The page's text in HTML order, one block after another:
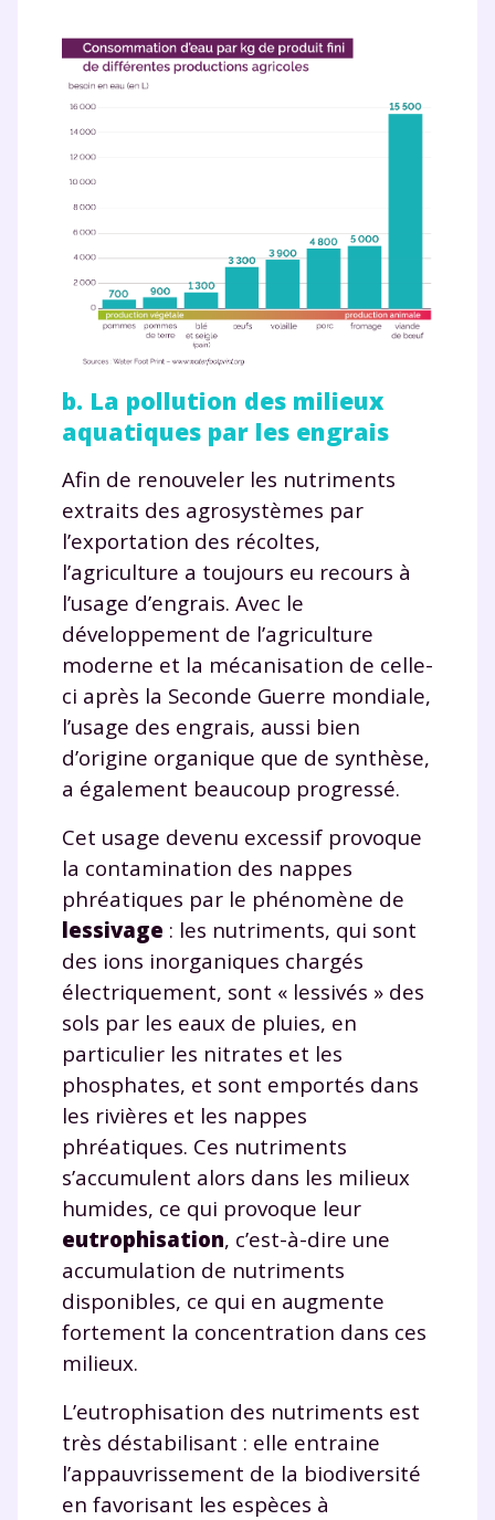
b. La pollution des milieux
aquatiques par les engrais
Afin de renouveler les nutriments
extraits des agrosystèmes par
l’exportation des récoltes,
l’agriculture a toujours eu recours à
l’usage d’engrais. Avec le
développement de l’agriculture
moderne et la mécanisation de celle-
ci après la Seconde Guerre mondiale,
l’usage des engrais, aussi bien
d’origine organique que de synthèse,
a également beaucoup progressé.
Cet usage devenu excessif provoque
la contamination des nappes
phréatiques par le phénomène de
lessivage : les nutriments, qui sont
des ions inorganiques chargés
électriquement, sont « lessivés » des
sols par les eaux de pluies, en
particulier les nitrates et les
phosphates, et sont emportés dans
les rivières et les nappes
phréatiques. Ces nutriments
s’accumulent alors dans les milieux
humides, ce qui provoque leur
eutrophisation, c’est-à-dire une
accumulation de nutriments
disponibles, ce qui en augmente
fortement la concentration dans ces
milieux.
L’eutrophisation des nutriments est
très déstabilisant : elle entraine
l’appauvrissement de la biodiversité
en favorisant les espèces à